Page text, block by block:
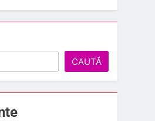
CAUTĂ